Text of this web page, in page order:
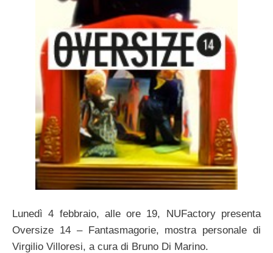
Lunedì 4 febbraio, alle ore 19, NUFactory presenta
Oversize 14 – Fantasmagorie, mostra personale di
Virgilio Villoresi, a cura di Bruno Di Marino.